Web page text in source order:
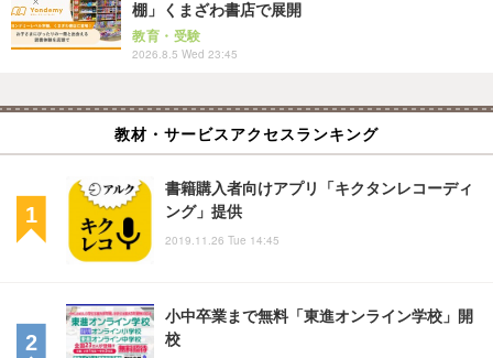
棚」くまざわ書店で展開
教育・受験
2026.8.5 Wed 23:45
教材・サービスアクセスランキング
書籍購入者向けアプリ「キクタンレコーディ
ング」提供
2019.11.26 Tue 14:45
小中卒業まで無料「東進オンライン学校」開
校